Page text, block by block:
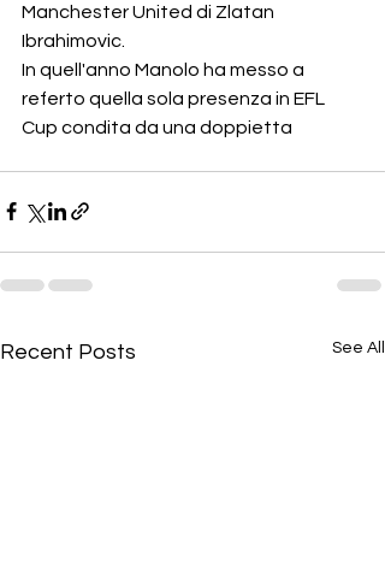
Manchester United di Zlatan
Ibrahimovic.
In quell'anno Manolo ha messo a
referto quella sola presenza in EFL
Cup condita da una doppietta
Recent Posts See All